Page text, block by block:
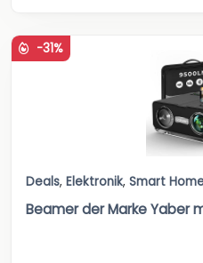
-31%
Deals, Elektronik, Smart
Beamer der Marke Yaber